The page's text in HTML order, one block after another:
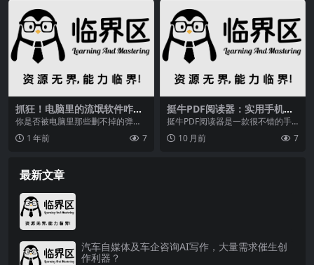
抓狂！电脑里的流氓软件咋卸
载？金舟Uninstaller来帮你
​你是否被电脑里那些删不掉的弹窗
广告、偷偷占内存的流氓软件逼到
抓狂？别急，今天就...
1 年前 7
挺牛PDF阅读器：实用手机办
公神器，功能特色超强大
挺牛PDF阅读器是一款很不错的手
机文档转换器软件，在这里用户可
以实时的将自己的文...
10 月前 7
最新文章
汽车自媒体及车企咨询AI写作，大量需求催生创
作利器？